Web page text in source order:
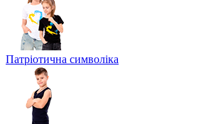
Патріотична символіка